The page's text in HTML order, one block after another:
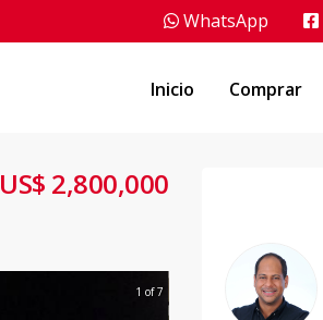
WhatsApp
Inicio Comprar
US$ 2,800,000
1 of 7